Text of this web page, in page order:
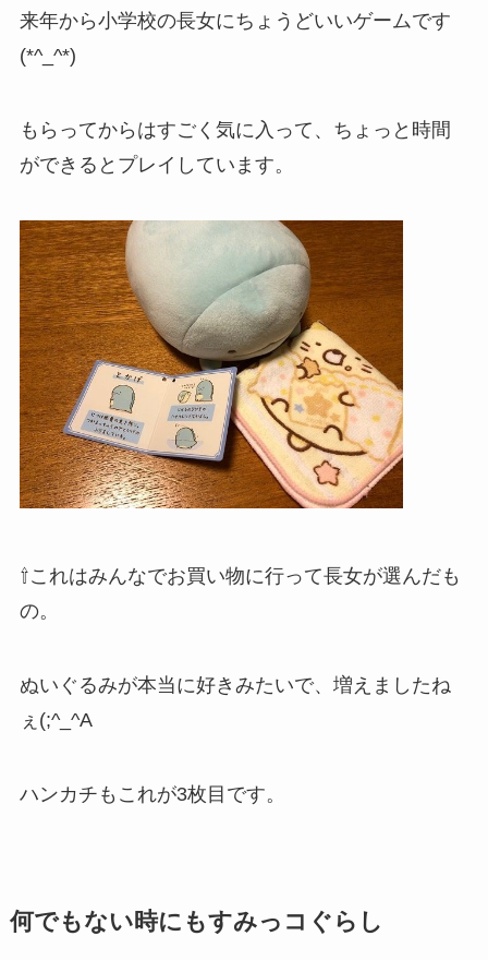
来年から小学校の長女にちょうどいいゲームです
(*^_^*)
もらってからはすごく気に入って、ちょっと時間
ができるとプレイしています。
⇧これはみんなでお買い物に行って長女が選んだも
の。
ぬいぐるみが本当に好きみたいで、増えましたね
ぇ(;^_^A
ハンカチもこれが3枚目です。
何でもない時にもすみっコぐらし